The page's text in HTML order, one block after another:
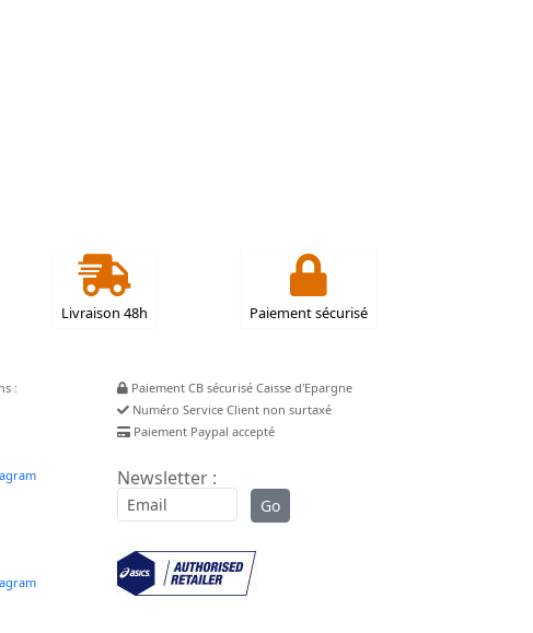
Livraison 48h Paiement sécurisé
:
Paiement CB sécurisé Caisse d'Epargne
Numéro Service Client non surtaxé
Paiement Paypal accepté
Newsletter :